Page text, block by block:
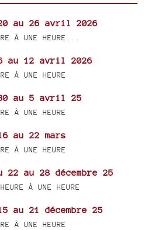
au 26 avril 2026
À UNE HEURE...
au 12 avril 2026
À UNE HEURE
au 5 avril 25
À UNE HEURE
au 22 mars
À UNE HEURE
au 28 décembre 25
À UNE HEURE
au 21 décembre 25
À UNE HEURE